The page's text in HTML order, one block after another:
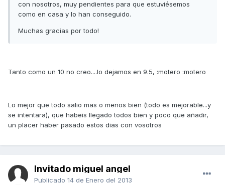
con nosotros, muy pendientes para que estuviésemos
como en casa y lo han conseguido.
Muchas gracias por todo!
Tanto como un 10 no creo....lo dejamos en 9.5, :motero :motero
Lo mejor que todo salio mas o menos bien (todo es mejorable...y
se intentara), que habeis llegado todos bien y poco que añadir,
un placer haber pasado estos dias con vosotros
Invitado miguel angel
Publicado 14 de Enero del 2013